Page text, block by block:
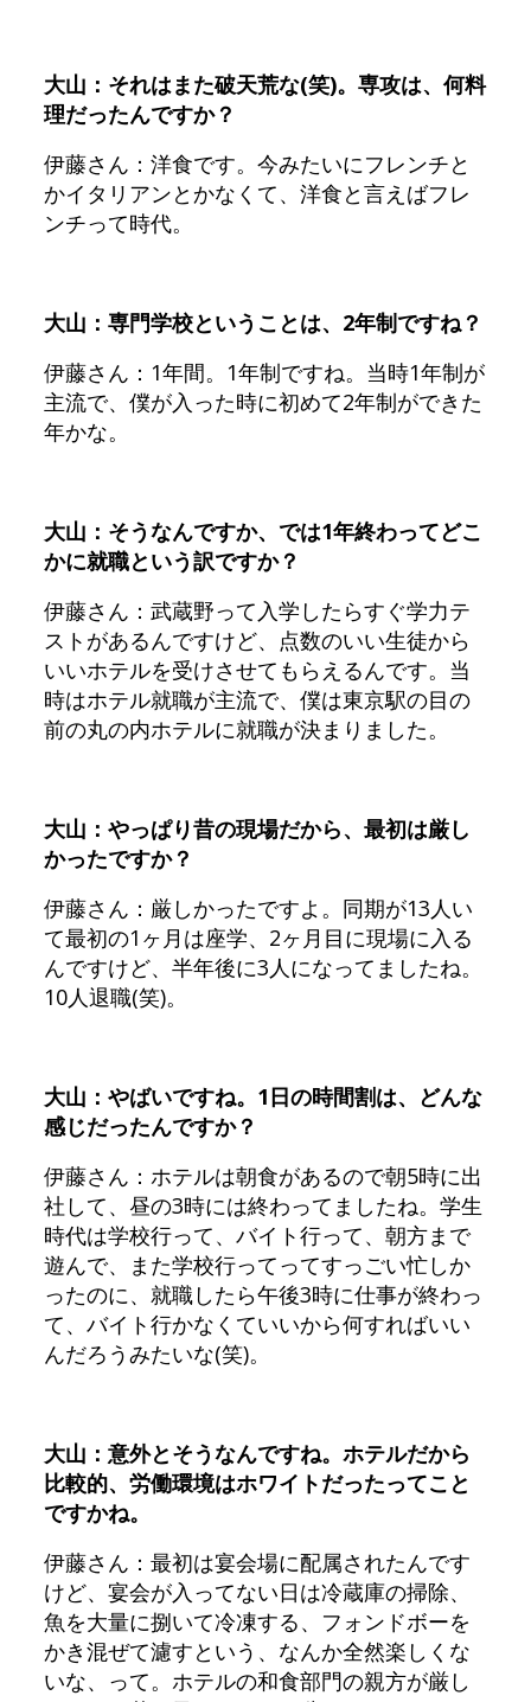
大山：それはまた破天荒な(笑)。専攻は、何料
理だったんですか？
伊藤さん：洋食です。今みたいにフレンチと
かイタリアンとかなくて、洋食と言えばフレ
ンチって時代。
大山：専門学校ということは、2年制ですね？
伊藤さん：1年間。1年制ですね。当時1年制が
主流で、僕が入った時に初めて2年制ができた
年かな。
大山：そうなんですか、では1年終わってどこ
かに就職という訳ですか？
伊藤さん：武蔵野って入学したらすぐ学力テ
ストがあるんですけど、点数のいい生徒から
いいホテルを受けさせてもらえるんです。当
時はホテル就職が主流で、僕は東京駅の目の
前の丸の内ホテルに就職が決まりました。
大山：やっぱり昔の現場だから、最初は厳し
かったですか？
伊藤さん：厳しかったですよ。同期が13人い
て最初の1ヶ月は座学、2ヶ月目に現場に入る
んですけど、半年後に3人になってましたね。
10人退職(笑)。
大山：やばいですね。1日の時間割は、どんな
感じだったんですか？
伊藤さん：ホテルは朝食があるので朝5時に出
社して、昼の3時には終わってましたね。学生
時代は学校行って、バイト行って、朝方まで
遊んで、また学校行ってってすっごい忙しか
ったのに、就職したら午後3時に仕事が終わっ
て、バイト行かなくていいから何すればいい
んだろうみたいな(笑)。
大山：意外とそうなんですね。ホテルだから
比較的、労働環境はホワイトだったってこと
ですかね。
伊藤さん：最初は宴会場に配属されたんです
けど、宴会が入ってない日は冷蔵庫の掃除、
魚を大量に捌いて冷凍する、フォンドボーを
かき混ぜて濾すという、なんか全然楽しくな
いな、って。ホテルの和食部門の親方が厳し